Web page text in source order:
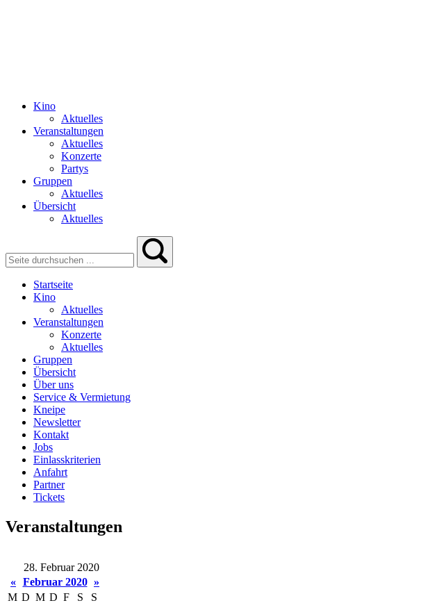
Kino
Aktuelles
Veranstaltungen
Aktuelles
Konzerte
Partys
Gruppen
Aktuelles
Übersicht
Aktuelles
Startseite
Kino
Aktuelles
Veranstaltungen
Konzerte
Aktuelles
Gruppen
Übersicht
Über uns
Service & Vermietung
Kneipe
Newsletter
Kontakt
Jobs
Einlasskriterien
Anfahrt
Partner
Tickets
Veranstaltungen
28. Februar 2020
« Februar 2020 »
M D M D F S
S